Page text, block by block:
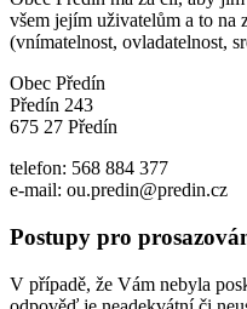
všem jejím uživatelům a to na
(vnímatelnost, ovladatelnost,
Obec Předín
Předín 243
675 27 Předín
telefon: 568 884 377
e-mail: ou.predin@predin.cz
Postupy pro
V případě, že Vám nebyla